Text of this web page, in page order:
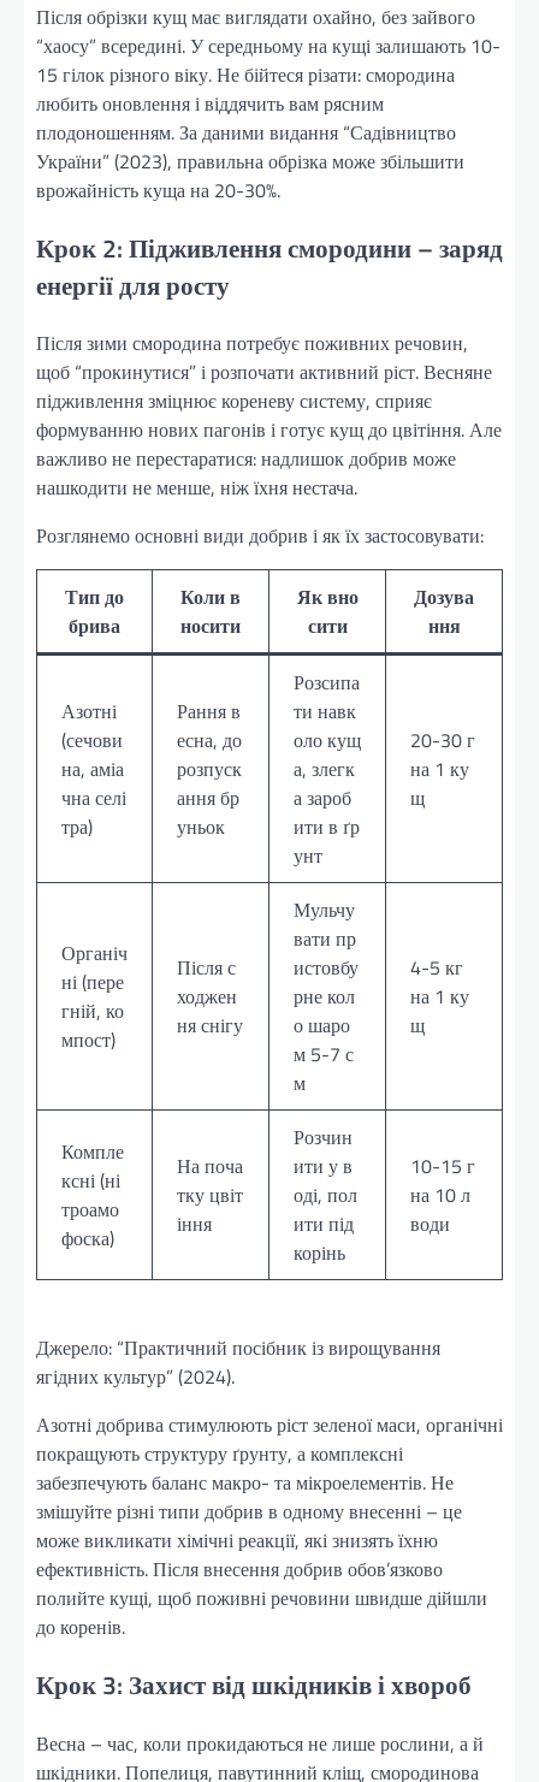
Після обрізки кущ має виглядати охайно, без зайвого
“хаосу” всередині. У середньому на кущі залишають 10-
15 гілок різного віку. Не бійтеся різати: смородина
любить оновлення і віддячить вам рясним
плодоношенням. За даними видання “Садівництво
України” (2023), правильна обрізка може збільшити
врожайність куща на 20-30%.
Крок 2: Підживлення смородини – заряд
енергії для росту
Після зими смородина потребує поживних речовин,
щоб “прокинутися” і розпочати активний ріст. Весняне
підживлення зміцнює кореневу систему, сприяє
формуванню нових пагонів і готує кущ до цвітіння. Але
важливо не перестаратися: надлишок добрив може
нашкодити не менше, ніж їхня нестача.
Розглянемо основні види добрив і як їх застосовувати:
Тип до
брива
Коли в
носити
Як вно
сити
Дозува
ння
Азотні
(сечови
на, аміа
чна селі
тра)
Рання в
есна, до
розпуск
ання бр
уньок
Розсипа
ти навк
оло кущ
а, злегк
а зароб
ити в ґр
унт
20-30 г
на 1 ку
щ
Органіч
ні (пере
гній, ко
мпост)
Після с
ходжен
ня снігу
Мульчу
вати пр
истовбу
рне кол
о шаро
м 5-7 с
м
4-5 кг
на 1 ку
щ
Компле
ксні (ні
троамо
фоска)
На поча
тку цвіт
іння
Розчин
ити у в
оді, пол
ити під
корінь
10-15 г
на 10 л
води
Джерело: “Практичний посібник із вирощування
ягідних культур” (2024).
Азотні добрива стимулюють ріст зеленої маси, органічні
покращують структуру ґрунту, а комплексні
забезпечують баланс макро- та мікроелементів. Не
змішуйте різні типи добрив в одному внесенні – це
може викликати хімічні реакції, які знизять їхню
ефективність. Після внесення добрив обов’язково
полийте кущі, щоб поживні речовини швидше дійшли
до коренів.
Крок 3: Захист від шкідників і хвороб
Весна – час, коли прокидаються не лише рослини, а й
шкідники. Попелиця, павутинний кліщ, смородинова